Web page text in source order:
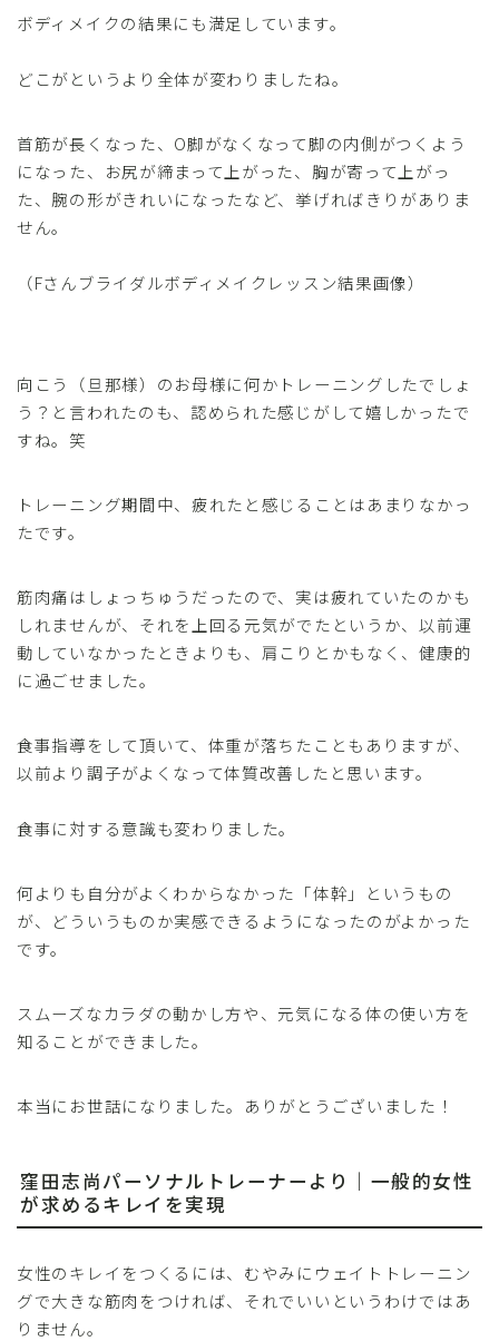
ボディメイクの結果にも満足しています。
どこがというより全体が変わりましたね。
首筋が長くなった、O脚がなくなって脚の内側がつくよう
になった、お尻が締まって上がった、胸が寄って上がっ
た、腕の形がきれいになったなど、挙げればきりがありま
せん。
（Fさんブライダルボディメイクレッスン結果画像）
向こう（旦那様）のお母様に何かトレーニングしたでしょ
う？と言われたのも、認められた感じがして嬉しかったで
すね。笑
トレーニング期間中、疲れたと感じることはあまりなかっ
たです。
筋肉痛はしょっちゅうだったので、実は疲れていたのかも
しれませんが、それを上回る元気がでたというか、以前運
動していなかったときよりも、肩こりとかもなく、健康的
に過ごせました。
食事指導をして頂いて、体重が落ちたこともありますが、
以前より調子がよくなって体質改善したと思います。
食事に対する意識も変わりました。
何よりも自分がよくわからなかった「体幹」というもの
が、どういうものか実感できるようになったのがよかった
です。
スムーズなカラダの動かし方や、元気になる体の使い方を
知ることができました。
本当にお世話になりました。ありがとうございました！
窪田志尚パーソナルトレーナーより｜一般的女性
が求めるキレイを実現
女性のキレイをつくるには、むやみにウェイトトレーニン
グで大きな筋肉をつければ、それでいいというわけではあ
りません。